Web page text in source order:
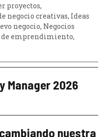
Manager 2026
nuestra
proyectos,
negocio creativas, Ideas
negocio, Negocios
de emprendimiento,